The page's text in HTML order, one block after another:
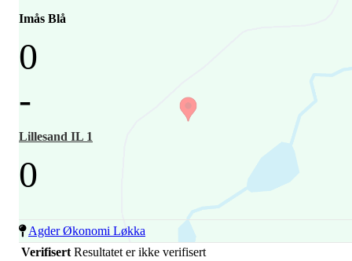
Imås Blå
0
-
Lillesand IL 1
0
Agder Økonomi Løkka
Verifisert Resultatet er ikke verifisert